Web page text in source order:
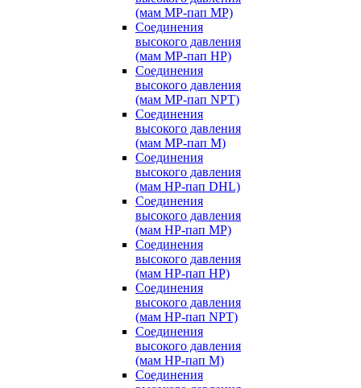
(мам MP-пап MP)
Соединения
высокого давления
(мам MP-пап HP)
Соединения
высокого давления
(мам MP-пап NPT)
Соединения
высокого давления
(мам MP-пап M)
Соединения
высокого давления
(мам HP-пап DHL)
Соединения
высокого давления
(мам HP-пап MP)
Соединения
высокого давления
(мам HP-пап HP)
Соединения
высокого давления
(мам HP-пап NPT)
Соединения
высокого давления
(мам HP-пап M)
Соединения